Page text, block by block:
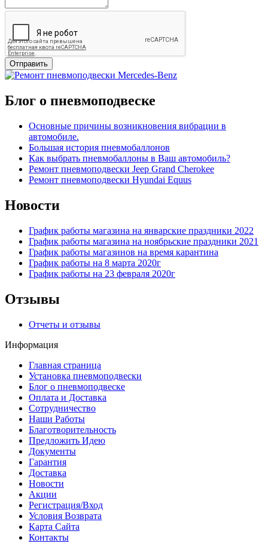
Отправить
Блог о пневмоподвеске
Основные причины возникновения вибрации в
автомобиле.
Большая история пневмобаллонов
Как выбрать пневмобаллоны в Ваш автомобиль?
Ремонт пневмоподвески Jeep Grand Cherokee
Ремонт пневмоподвески Hyundai Equus
Новости
График работы магазина на январские праздники 2022
График работы магазина на ноябрьские праздники 2021
График работы магазинов на время карантина
График работы на 8 марта 2020г
График работы на 23 февраля 2020г
Отзывы
Отчеты и отзывы
Информация
Главная страница
Установка пневмоподвески
Блог о пневмоподвеске
Оплата и Доставка
Сотрудничество
Наши Работы
Благотворительность
Предложить Идею
Документы
Гарантия
Доставка
Новости
Акции
Регистрация/Вход
Условия Возврата
Карта Сайта
Контакты